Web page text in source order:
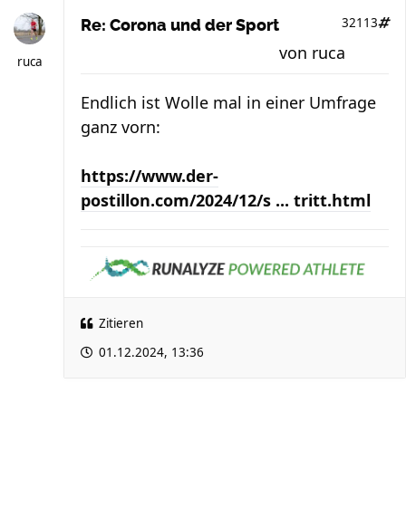
ruca
Re: Corona und der Sport 32113
von ruca
Endlich ist Wolle mal in einer Umfrage
ganz vorn:
https://www.der-
postillon.com/2024/12/s ... tritt.html
Zitieren
01.12.2024, 13:36